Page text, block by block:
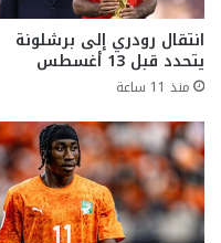
انتقال رودري إلى برشلونة
يتحدد قبل 13 أغسطس
منذ 11 ساعة